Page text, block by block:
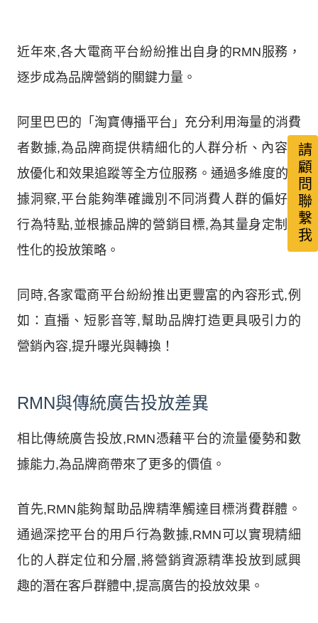
近年來,各大電商平台紛紛推出自身的RMN服務，
逐步成為品牌營銷的關鍵力量。
阿里巴巴的「淘寶傳播平台」充分利用海量的消費
者數據,為品牌商提供精細化的人群分析、內容投
放優化和效果追蹤等全方位服務。通過多維度的數
據洞察,平台能夠準確識別不同消費人群的偏好和
行為特點,並根據品牌的營銷目標,為其量身定制個
性化的投放策略。
同時,各家電商平台紛紛推出更豐富的內容形式,例
如：直播、短影音等,幫助品牌打造更具吸引力的
營銷內容,提升曝光與轉換！
RMN與傳統廣告投放差異
相比傳統廣告投放,RMN憑藉平台的流量優勢和數
據能力,為品牌商帶來了更多的價值。
首先,RMN能夠幫助品牌精準觸達目標消費群體。
通過深挖平台的用戶行為數據,RMN可以實現精細
化的人群定位和分層,將營銷資源精準投放到感興
趣的潛在客戶群體中,提高廣告的投放效果。
請顧問聯繫我